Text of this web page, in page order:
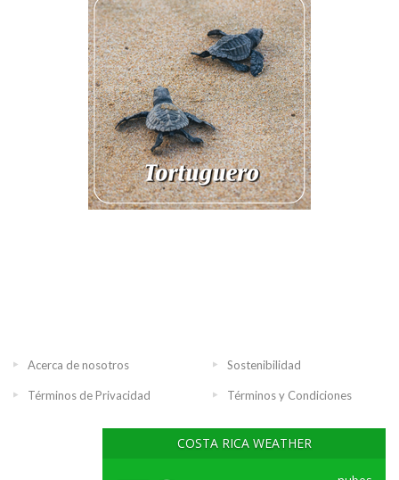
Acerca de nosotros Sostenibilidad
Términos de Privacidad Términos y Condiciones
COSTA RICA WEATHER